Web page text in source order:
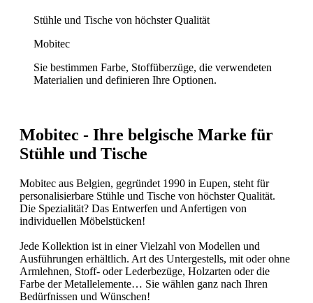
Stühle und Tische von höchster Qualität
Mobitec
Sie bestimmen Farbe, Stoffüberzüge, die verwendeten
Materialien und definieren Ihre Optionen.
Mobitec - Ihre belgische Marke für
Stühle und Tische
Mobitec aus Belgien, gegründet 1990 in Eupen, steht für
personalisierbare Stühle und Tische von höchster Qualität.
Die Spezialität? Das Entwerfen und Anfertigen von
individuellen Möbelstücken!
Jede Kollektion ist in einer Vielzahl von Modellen und
Ausführungen erhältlich. Art des Untergestells, mit oder ohne
Armlehnen, Stoff- oder Lederbezüge, Holzarten oder die
Farbe der Metallelemente… Sie wählen ganz nach Ihren
Bedürfnissen und Wünschen!